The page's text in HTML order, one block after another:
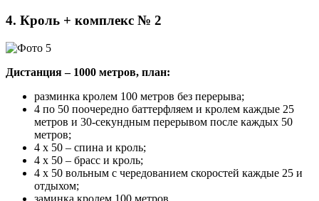
4. Кроль + комплекс № 2
Дистанция – 1000 метров, план:
разминка кролем 100 метров без перерыва;
4 по 50 поочередно баттерфляем и кролем каждые 25
метров и 30-секундным перерывом после каждых 50
метров;
4 х 50 – спина и кроль;
4 х 50 – брасс и кроль;
4 х 50 вольным с чередованием скоростей каждые 25 и
отдыхом;
заминка кролем 100 метров.